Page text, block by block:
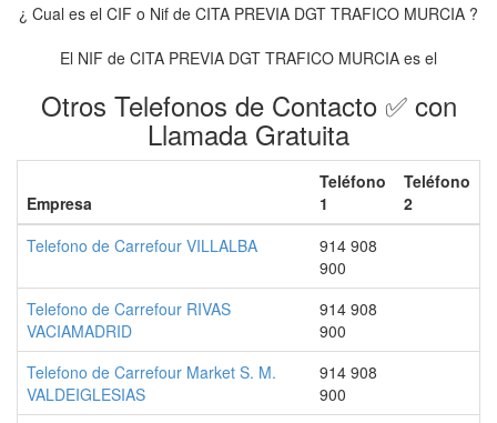
¿ Cual es el CIF o Nif de CITA PREVIA DGT TRAFICO MURCIA ?
El NIF de CITA PREVIA DGT TRAFICO MURCIA es el
Otros Telefonos de Contacto ✅ con
Llamada Gratuita
Empresa
Teléfono
1
Teléfono
2
Telefono de Carrefour VILLALBA
914 908
900
Telefono de Carrefour RIVAS
VACIAMADRID
914 908
900
Telefono de Carrefour Market S. M.
VALDEIGLESIAS
914 908
900